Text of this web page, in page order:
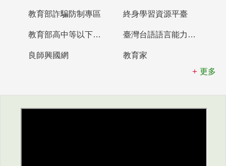
教育部詐騙防制專區 終身學習資源平臺
教育部高中等以下學校及幼兒園教師資格檢定考試 臺灣台語語言能力認證網站
良師興國網
教育家
更多